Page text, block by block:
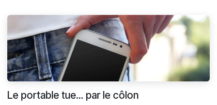
Le portable tue... par le côlon